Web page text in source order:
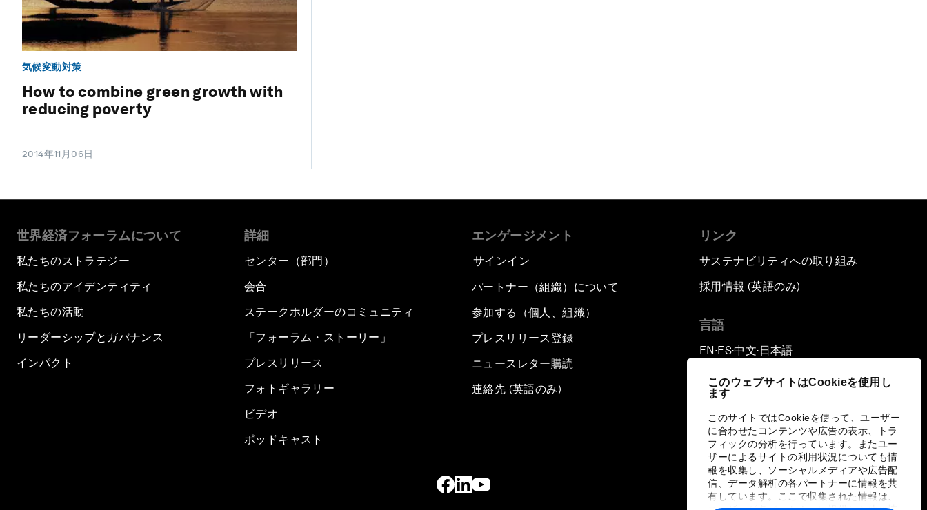
このウェブサイトはCookieを使用し
ます
このサイトではCookieを使って、ユーザー
に合わせたコンテンツや広告の表示、トラ
フィックの分析を行っています。またユー
ザーによるサイトの利用状況についても情
報を収集し、ソーシャルメディアや広告配
信、データ解析の各パートナーに情報を共
有しています。ここで収集された情報は、
気候変動対策
How to combine green growth with
reducing poverty
2014年11月06日
世界経済フォーラムについて
私たちのストラテジー
私たちのアイデンティティ
私たちの活動
リーダーシップとガバナンス
インパクト
詳細
センター（部門）
会合
ステークホルダーのコミュニティ
「フォーラム・ストーリー」
プレスリリース
フォトギャラリー
ビデオ
ポッドキャスト
エンゲージメント
サインイン
パートナー（組織）について
参加する（個人、組織）
プレスリリース登録
ニュースレター購読
連絡先 (英語のみ)
リンク
サステナビリティへの取り組み
採用情報 (英語のみ)
言語
EN ▪ ES▪中文▪ 日本語